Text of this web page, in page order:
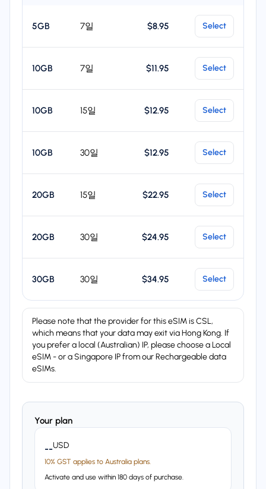
5GB 7일 $8.95 Select
10GB 7일 $11.95 Select
10GB 15일 $12.95 Select
10GB 30일 $12.95 Select
20GB 15일 $22.95 Select
20GB 30일 $24.95 Select
30GB 30일 $34.95 Select
Please note that the provider for this eSIM is CSL,
which means that your data may exit via Hong Kong. If
you prefer a local (Australian) IP, please choose a Local
eSIM - or a Singapore IP from our Rechargeable data
eSIMs.
Your plan
--USD
10% GST applies to Australia plans.
Activate and use within 180 days of purchase.